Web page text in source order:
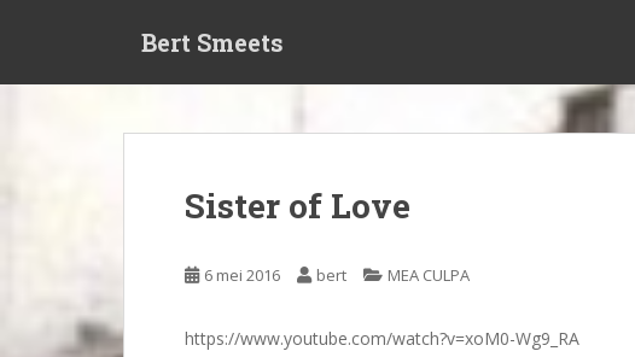
Bert Smeets
Sister of Love
6 mei 2016 bert MEA CULPA
https://www.youtube.com/watch?v=xoM0-Wg9_RA